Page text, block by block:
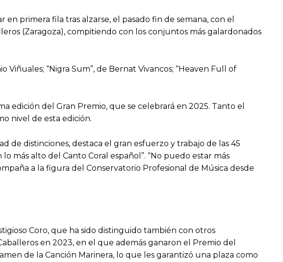
primera fila tras alzarse, el pasado fin de semana, con el
(Zaragoza), compitiendo con los conjuntos más galardonados
“Nigra Sum”, de Bernat Vivancos; “Heaven Full of
edición del Gran Premio, que se celebrará en 2025. Tanto el
nivel de esta edición.
de distinciones, destaca el gran esfuerzo y trabajo de las 45
más alto del Canto Coral español”. “No puedo estar más
a la figura del Conservatorio Profesional de Música desde
Coro, que ha sido distinguido también con otros
en 2023, en el que además ganaron el Premio del
de la Canción Marinera, lo que les garantizó una plaza como